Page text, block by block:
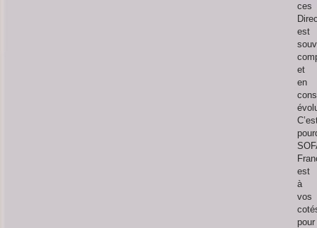
ces
est
et
en
est
à
vos
pour